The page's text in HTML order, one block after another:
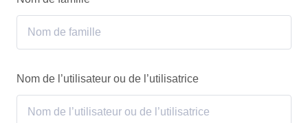
Nom de l’utilisateur ou de l’utilisatrice